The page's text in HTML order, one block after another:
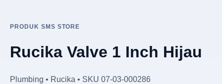
PRODUK SMS STORE
Rucika Valve 1 Inch Hijau
Plumbing • Rucika • SKU 07-03-000286